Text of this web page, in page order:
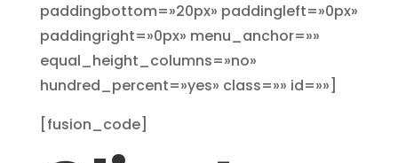
paddingbottom=»20px» paddingleft=»0px»
paddingright=»0px» menu_anchor=»»
equal_height_columns=»no»
hundred_percent=»yes» class=»» id=»»]
[fusion_code]